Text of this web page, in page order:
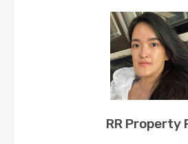
RR Property